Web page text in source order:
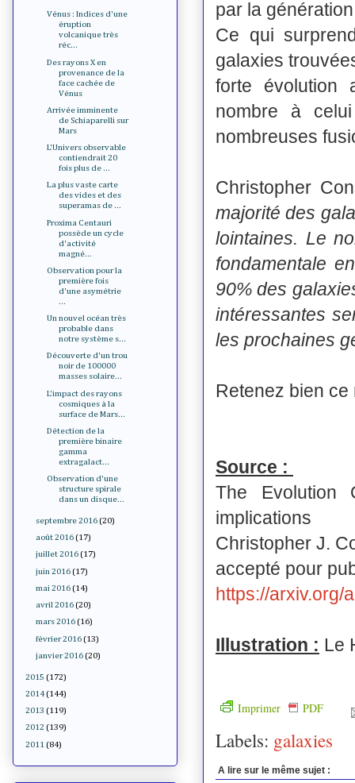
par la
Ce qui
galaxies
forte évolution
nombre à
nombreuses
Christopher
majorité des
lointaines. Le
fondamentale
90% des
intéressantes
les prochaines
Retenez bien
Source :
The
implications
Christopher J.
accepté pour
https://arxiv.org/
Illustration : Le
Imprimer PDF
Labels: galaxies
A lire sur le même sujet :
Vénus : Indices d'une
éruption
volcanique très
réc...
Des rayons X en
provenance de la
face cachée de
Vénus
Arrivée imminente
de Schiaparelli sur
Mars
L'Univers observable
contiendrait 20
fois plus de ...
La plus vaste carte
des vides et des
superamas de ...
Proxima Centauri
possède un cycle
d'activité
magné...
Observation pour la
première fois
d'une asymétrie
...
Un nouvel océan très
probable dans
notre système s...
Découverte d'un trou
noir de 100000
masses solaire...
L'impact des rayons
cosmiques à la
surface de Mars...
Détection de la
première binaire
gamma
extragalact...
Observation d'une
structure spirale
dans un disque...
septembre 2016 (20)
août 2016 (17)
juillet 2016 (17)
juin 2016 (17)
mai 2016 (14)
avril 2016 (20)
mars 2016 (16)
février 2016 (13)
janvier 2016 (20)
2015 (172)
2014 (144)
2013 (119)
2012 (139)
2011 (84)